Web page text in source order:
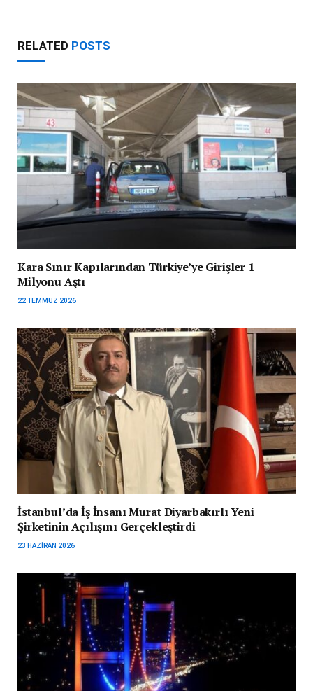
RELATED POSTS
Kara Sınır Kapılarından Türkiye’ye Girişler 1
Milyonu Aştı
22 TEMMUZ 2026
İstanbul’da İş İnsanı Murat Diyarbakırlı Yeni
Şirketinin Açılışını Gerçekleştirdi
23 HAZIRAN 2026